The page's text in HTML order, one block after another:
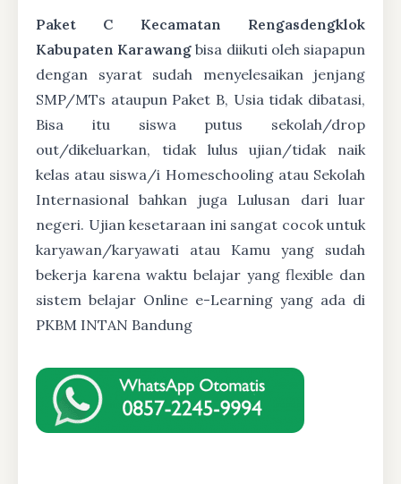
Paket C Kecamatan Rengasdengklok
Kabupaten Karawang bisa diikuti oleh siapapun
dengan syarat sudah menyelesaikan jenjang
SMP/MTs ataupun Paket B, Usia tidak dibatasi,
Bisa itu siswa putus sekolah/drop
out/dikeluarkan, tidak lulus ujian/tidak naik
kelas atau siswa/i Homeschooling atau Sekolah
Internasional bahkan juga Lulusan dari luar
negeri. Ujian kesetaraan ini sangat cocok untuk
karyawan/karyawati atau Kamu yang sudah
bekerja karena waktu belajar yang flexible dan
sistem belajar Online e-Learning yang ada di
PKBM INTAN Bandung